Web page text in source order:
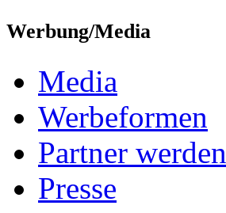
Werbung/Media
Media
Werbeformen
Partner werden
Presse